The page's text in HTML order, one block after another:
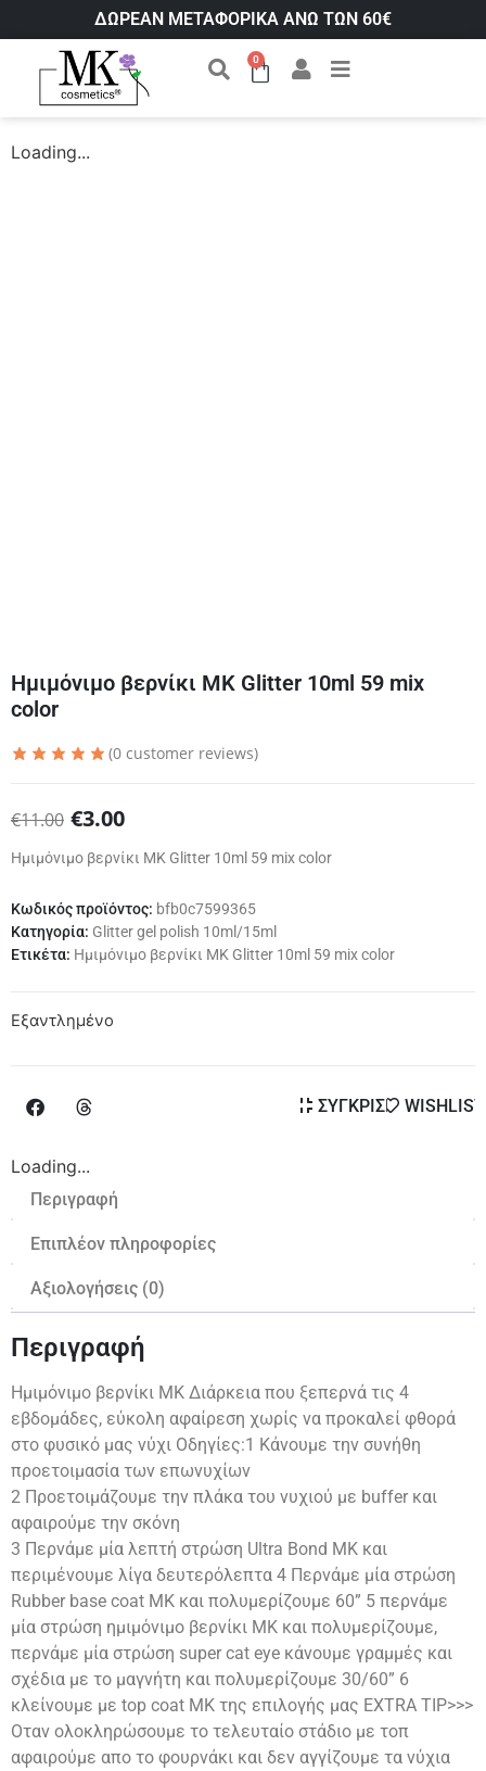
ΔΩΡΕΑΝ ΜΕΤΑΦΟΡΙΚΑ ΑΝΩ ΤΩΝ 60€
0
Loading...
Ημιμόνιμο βερνίκι ΜΚ Glitter 10ml 59 mix
color
(0 customer reviews)
€11.00 €3.00
Ημιμόνιμο βερνίκι ΜΚ Glitter 10ml 59 mix color
Κωδικός προϊόντος: bfb0c7599365
Κατηγορία: Glitter gel polish 10ml/15ml
Ετικέτα: Ημιμόνιμο βερνίκι ΜΚ Glitter 10ml 59 mix color
Εξαντλημένο
ΣΥΓΚΡΙΣΗ WISHLIST
Loading...
Περιγραφή
Επιπλέον πληροφορίες
Αξιολογήσεις (0)
Περιγραφή
Ημιμόνιμο βερνίκι ΜΚ Διάρκεια που ξεπερνά τις 4
εβδομάδες, εύκολη αφαίρεση χωρίς να προκαλεί φθορά
στο φυσικό μας νύχι Οδηγίες:1 Κάνουμε την συνήθη
προετοιμασία των επωνυχίων
2 Προετοιμάζουμε την πλάκα του νυχιού με buffer και
αφαιρούμε την σκόνη
3 Περνάμε μία λεπτή στρώση Ultra Bond MK και
περιμένουμε λίγα δευτερόλεπτα 4 Περνάμε μία στρώση
Rubber base coat MK και πολυμερίζουμε 60” 5 περνάμε
μία στρώση ημιμόνιμο βερνίκι ΜΚ και πολυμερίζουμε,
περνάμε μία στρώση super cat eye κάνουμε γραμμές και
σχέδια με το μαγνήτη και πολυμερίζουμε 30/60” 6
κλείνουμε με top coat ΜΚ της επιλογής μας EXTRA TIP>>>
Οταν ολοκληρώσουμε το τελευταίο στάδιο με τοπ
αφαιρούμε απο το φουρνάκι και δεν αγγίζουμε τα νύχια